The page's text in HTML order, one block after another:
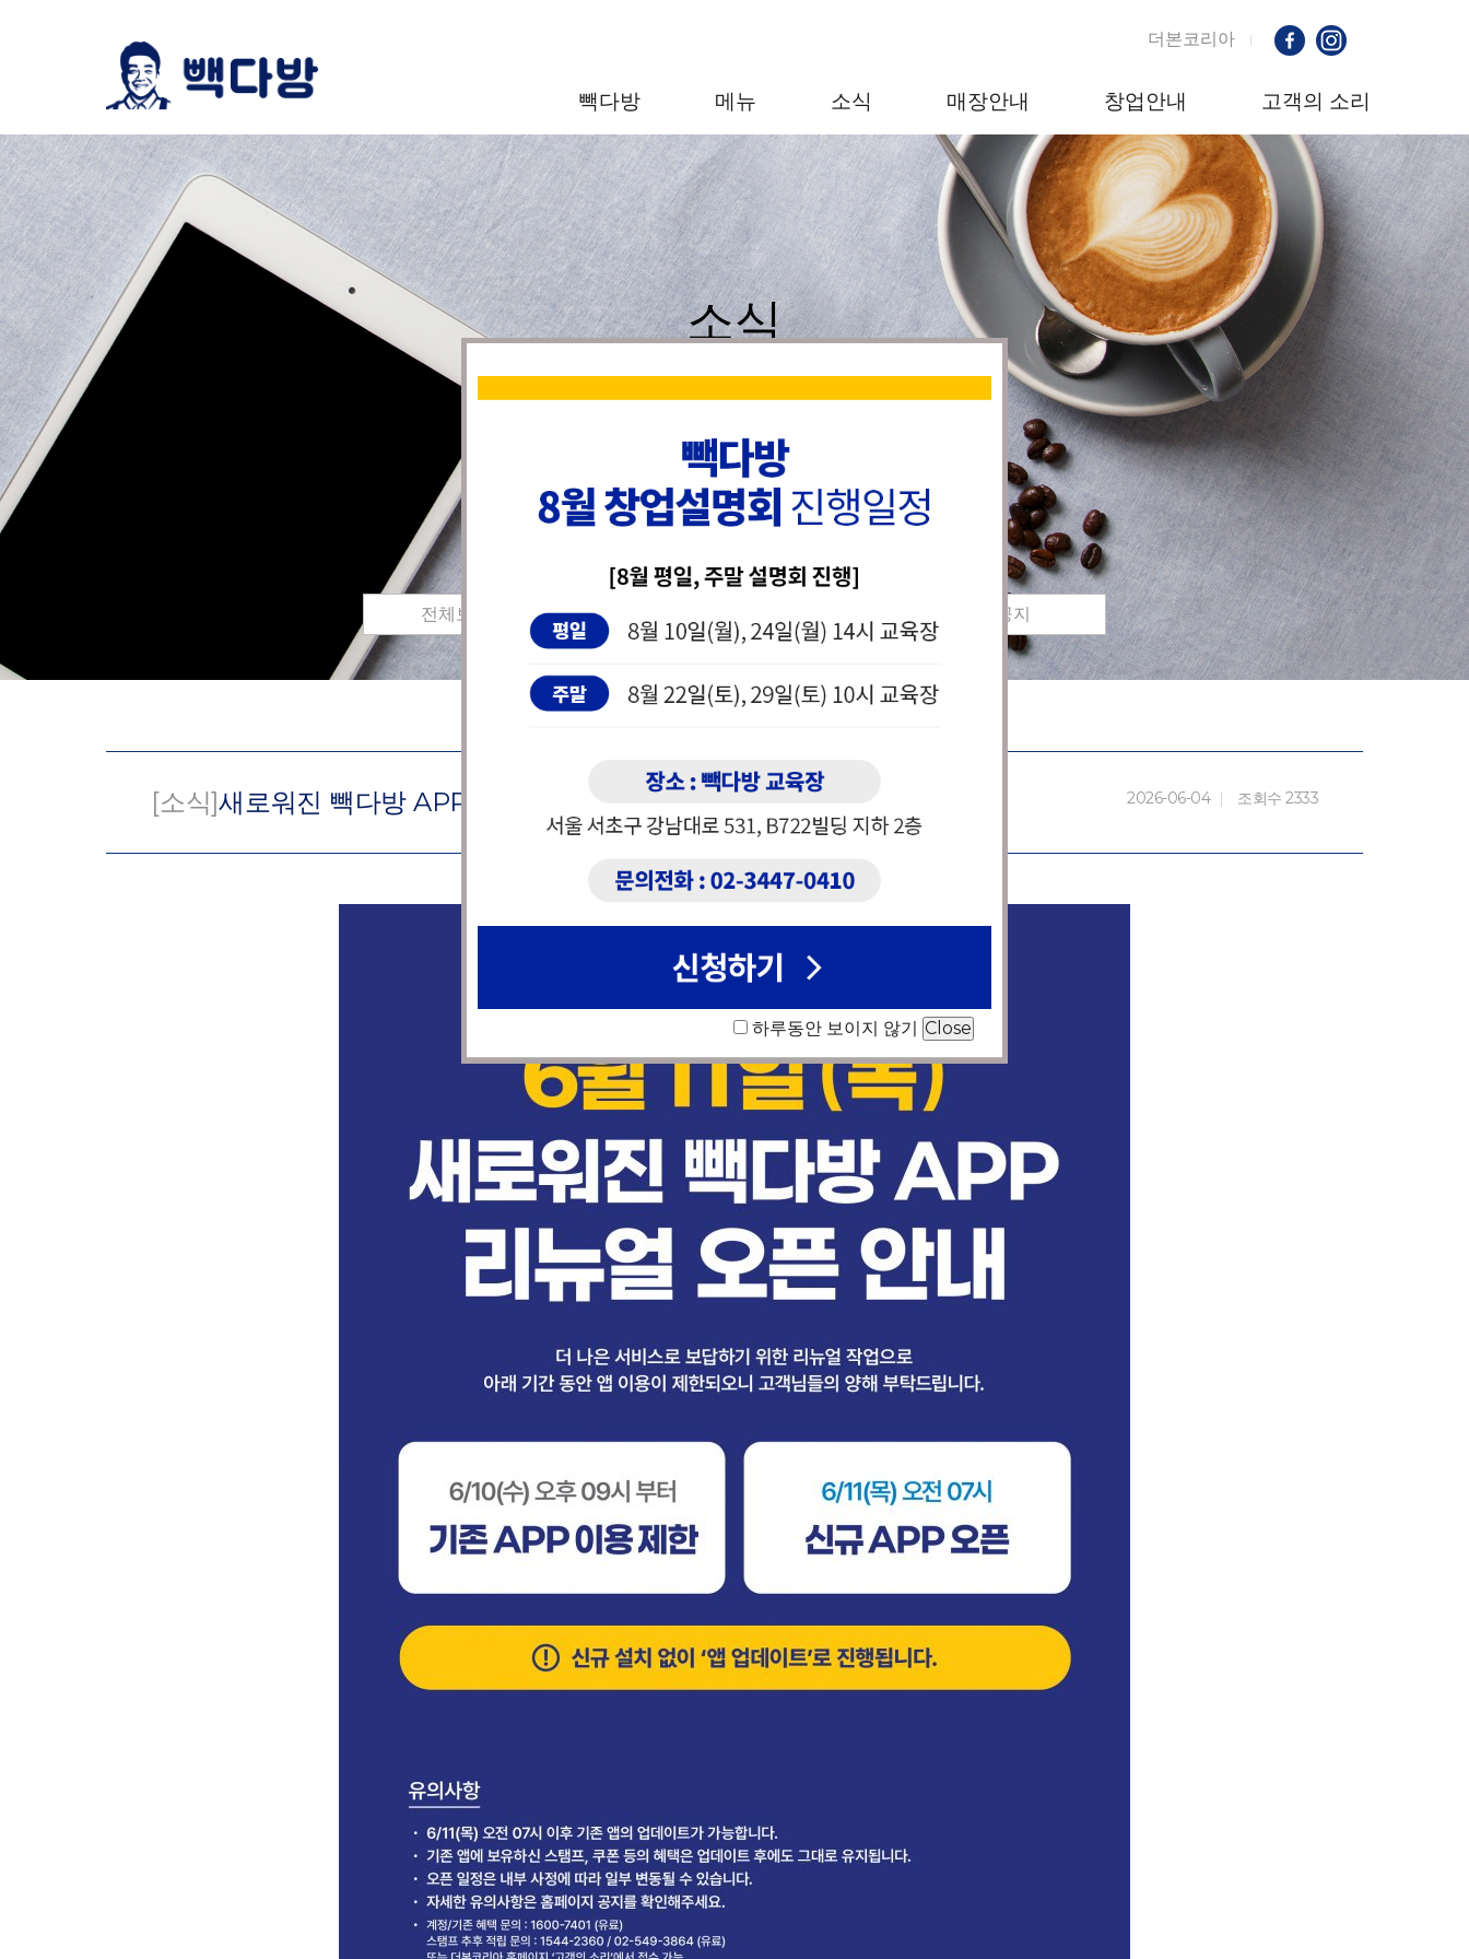
하루동안 보이지 않기
더본코리아
빽다방 메뉴 소식 매장안내 창업안내 고객의 소리
소식
다양한 이벤트와 새로운 소식을 확인하세요!
전체보기 공지
[소식]새로워진 빽다방 APP 리뉴얼 오픈 안내 2026-06-04 조회수 2333